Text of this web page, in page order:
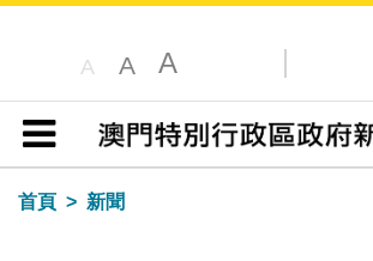
A A A
目錄
首頁
新聞